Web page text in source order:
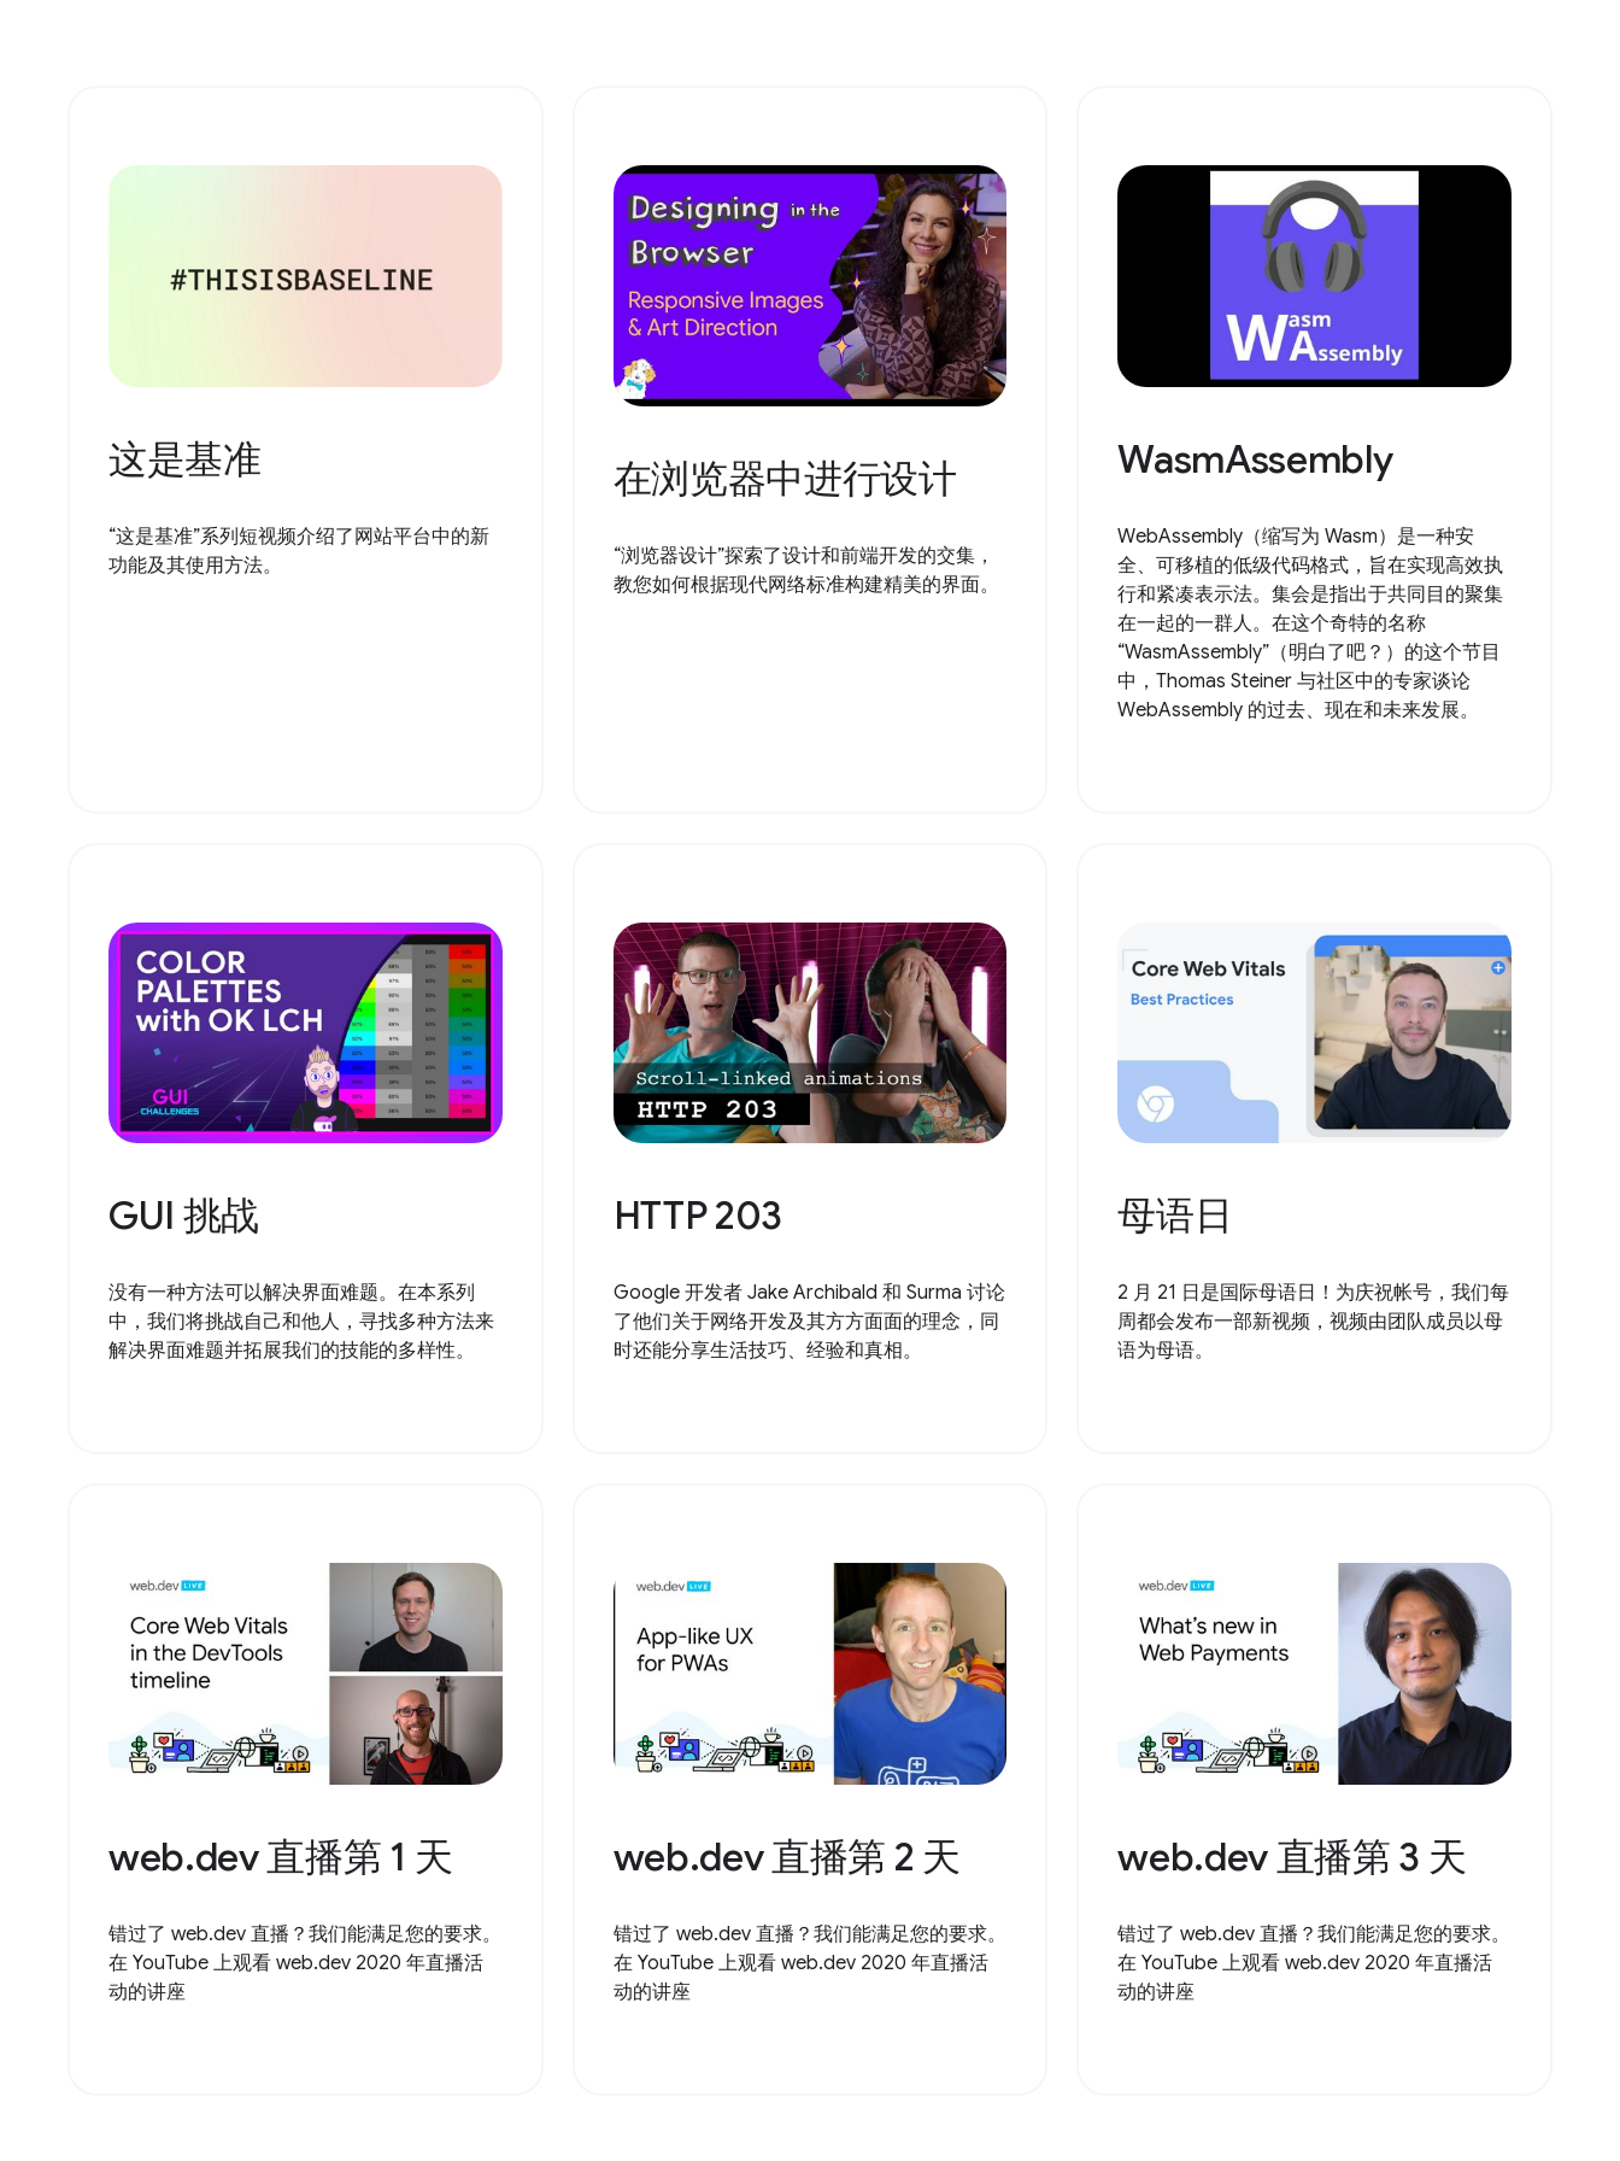
这是基准
“这是基准”系列短视频介绍了网站平台中的新
功能及其使用方法。
在浏览器中进行设计
“浏览器设计”探索了设计和前端开发的交集，
教您如何根据现代网络标准构建精美的界面。
WasmAssembly
WebAssembly（缩写为 Wasm）是一种安
全、可移植的低级代码格式，旨在实现高效执
行和紧凑表示法。集会是指出于共同目的聚集
在一起的一群人。在这个奇特的名称
“WasmAssembly”（明白了吧？）的这个节目
中，Thomas Steiner 与社区中的专家谈论
WebAssembly 的过去、现在和未来发展。
GUI 挑战
没有一种方法可以解决界面难题。在本系列
中，我们将挑战自己和他人，寻找多种方法来
解决界面难题并拓展我们的技能的多样性。
HTTP 203
Google 开发者 Jake Archibald 和 Surma 讨论
了他们关于网络开发及其方方面面的理念，同
时还能分享生活技巧、经验和真相。
母语日
2 月 21 日是国际母语日！为庆祝帐号，我们每
周都会发布一部新视频，视频由团队成员以母
语为母语。
web.dev 直播第 1 天
错过了 web.dev 直播？我们能满足您的要求。
在 YouTube 上观看 web.dev 2020 年直播活
动的讲座
web.dev 直播第 2 天
错过了 web.dev 直播？我们能满足您的要求。
在 YouTube 上观看 web.dev 2020 年直播活
动的讲座
web.dev 直播第 3 天
错过了 web.dev 直播？我们能满足您的要求。
在 YouTube 上观看 web.dev 2020 年直播活
动的讲座